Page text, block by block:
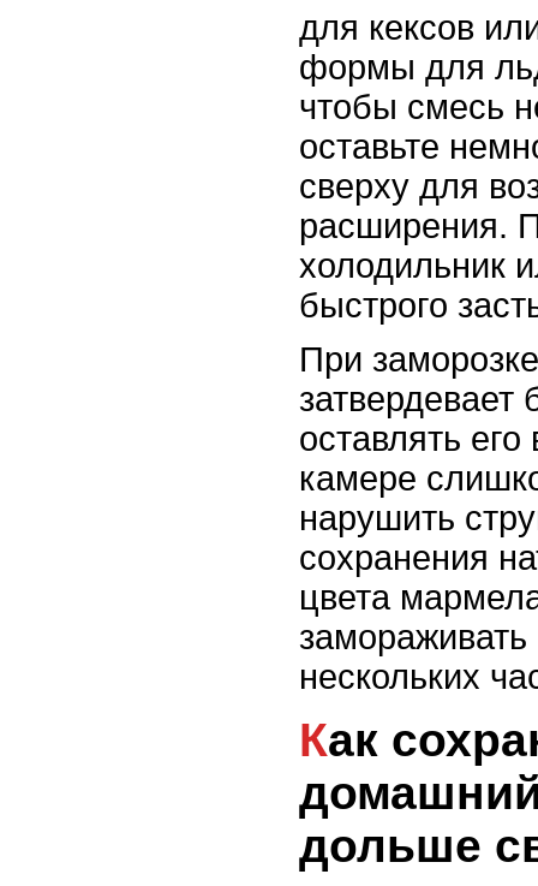
для кексов
формы для
чтобы смесь
оставьте
сверху для
расширения.
холодильник
быстрого
При
затвердевает
оставлять
камере
нарушить
сохранения
цвета
замораживать
нескольких
Как сохранить
дольше